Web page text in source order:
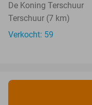
De Koning Terschuur
Terschuur (7 km)
Verkocht: 59